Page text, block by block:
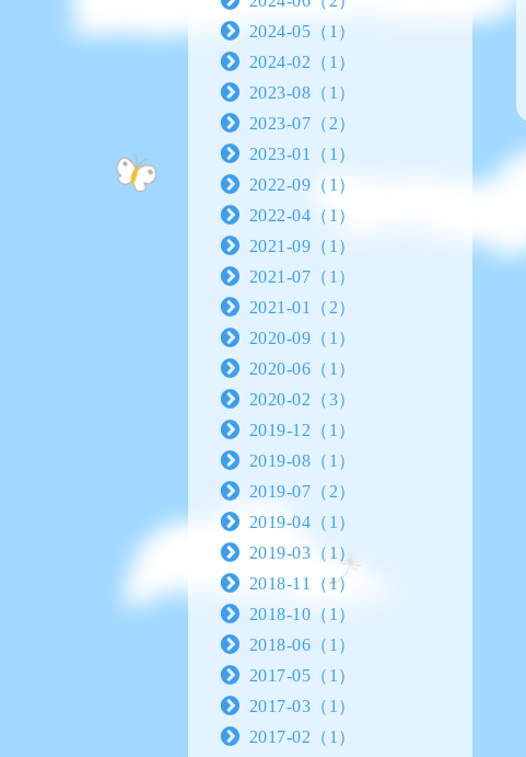
2024-05（1）
2024-02（1）
2023-08（1）
2023-07（2）
2023-01（1）
2022-09（1）
2022-04（1）
2021-09（1）
2021-07（1）
2021-01（2）
2020-09（1）
2020-06（1）
2020-02（3）
2019-12（1）
2019-08（1）
2019-07（2）
2019-04（1）
2019-03（1）
2018-11（1）
2018-10（1）
2018-06（1）
2017-05（1）
2017-03（1）
2017-02（1）